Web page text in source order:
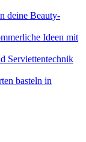
deine Beauty-
Ideen mit
Serviettentechnik
basteln in